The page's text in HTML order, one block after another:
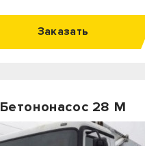
Заказать
Бетононасос 28 М